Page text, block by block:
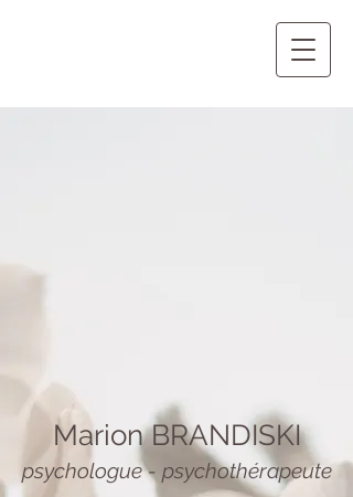
Marion BRANDISKI
psychologue - psychothérapeute